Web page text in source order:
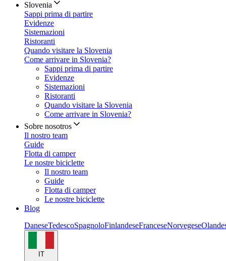
Slovenia
Sappi prima di partire
Evidenze
Sistemazioni
Ristoranti
Quando visitare la Slovenia
Come arrivare in Slovenia?
Sappi prima di partire
Evidenze
Sistemazioni
Ristoranti
Quando visitare la Slovenia
Come arrivare in Slovenia?
Sobre nosotros
Il nostro team
Guide
Flotta di camper
Le nostre biciclette
Il nostro team
Guide
Flotta di camper
Le nostre biciclette
Blog
DaneseTedescoSpagnoloFinlandeseFranceseNorvegese
IT